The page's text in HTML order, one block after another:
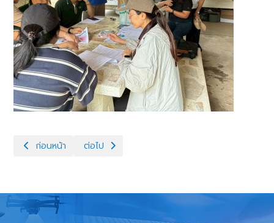
เนื้อหาก่อนหน้า: ตรวจต่ออายุสถานที่ผลิตอาหารสัตว์ควบคุมเฉพาะ
ก่อนหน้า เนื้อหาถัดไป: โครงการส่งเสริมเกษตรทฤษฎีใหม่ ปร
ต่อไป